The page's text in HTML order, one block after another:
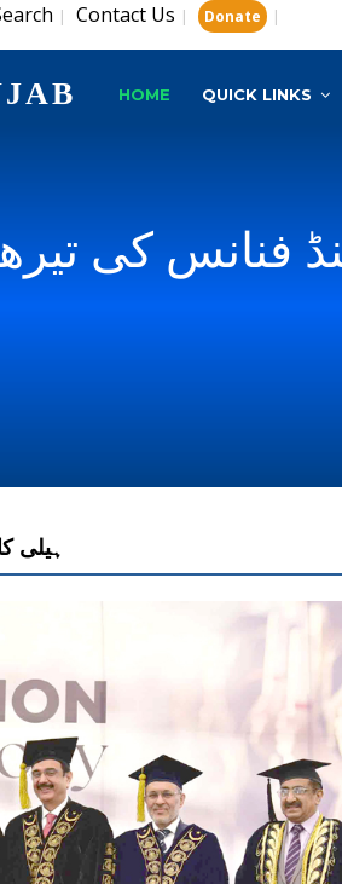
| Contact Us | Donate |
HOME QUICK LINKS
فنانس کی
ہیلی